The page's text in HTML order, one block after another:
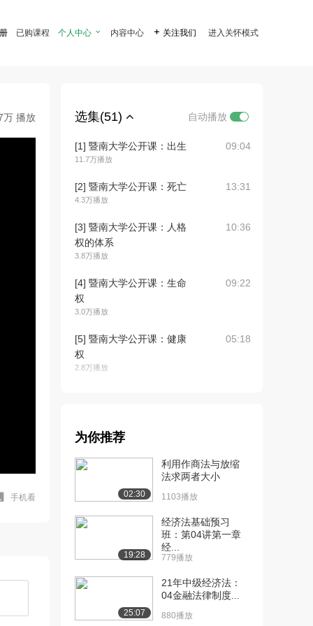
已购课程 个人中心  内容中心  关注我们 进入关怀模式
万 播放
手机看
选集(51) 自动播放
[1] 暨南大学公开课：出生
11.7万播放
09:04
[2] 暨南大学公开课：死亡
4.3万播放
13:31
[3] 暨南大学公开课：人格
权的体系
3.8万播放
10:36
[4] 暨南大学公开课：生命
权
3.0万播放
09:22
[5] 暨南大学公开课：健康
权
2.8万播放
05:18
权
权
[9] 暨南大学公开课：肖像
权
2.3万播放
[10] 暨南大学公开课：隐
为你推荐
02:30
利用作商法与放缩
法求两者大小
1103播放
19:28
经济法基础预习
班：第04讲第一章
经...
779播放
25:07
21年中级经济法：
04金融法律制度...
880播放